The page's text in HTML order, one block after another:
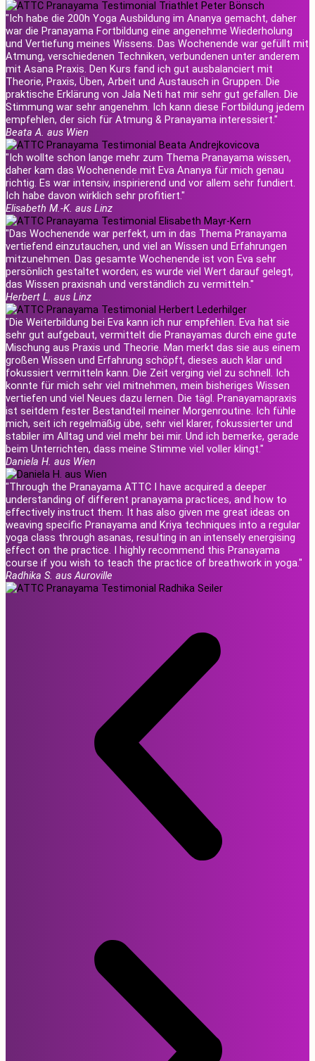
"Ich habe die 200h Yoga Ausbildung im Ananya gemacht, daher
war die Pranayama Fortbildung eine angenehme Wiederholung
und Vertiefung meines Wissens. Das Wochenende war gefüllt mit
Atmung, verschiedenen Techniken, verbundenen unter anderem
mit Asana Praxis. Den Kurs fand ich gut ausbalanciert mit
Theorie, Praxis, Üben, Arbeit und Austausch in Gruppen. Die
praktische Erklärung von Jala Neti hat mir sehr gut gefallen. Die
Stimmung war sehr angenehm. Ich kann diese Fortbildung jedem
empfehlen, der sich für Atmung & Pranayama interessiert."
Beata A. aus Wien
"Ich wollte schon lange mehr zum Thema Pranayama wissen,
daher kam das Wochenende mit Eva Ananya für mich genau
richtig. Es war intensiv, inspirierend und vor allem sehr fundiert.
Ich habe davon wirklich sehr profitiert."
Elisabeth M.-K. aus Linz
"Das Wochenende war perfekt, um in das Thema Pranayama
vertiefend einzutauchen, und viel an Wissen und Erfahrungen
mitzunehmen. Das gesamte Wochenende ist von Eva sehr
persönlich gestaltet worden; es wurde viel Wert darauf gelegt,
das Wissen praxisnah und verständlich zu vermitteln."
Herbert L. aus Linz
"Die Weiterbildung bei Eva kann ich nur empfehlen. Eva hat sie
sehr gut aufgebaut, vermittelt die Pranayamas durch eine gute
Mischung aus Praxis und Theorie. Man merkt das sie aus einem
großen Wissen und Erfahrung schöpft, dieses auch klar und
fokussiert vermitteln kann. Die Zeit verging viel zu schnell. Ich
konnte für mich sehr viel mitnehmen, mein bisheriges Wissen
vertiefen und viel Neues dazu lernen. Die tägl. Pranayamapraxis
ist seitdem fester Bestandteil meiner Morgenroutine. Ich fühle
mich, seit ich regelmäßig übe, sehr viel klarer, fokussierter und
stabiler im Alltag und viel mehr bei mir. Und ich bemerke, gerade
beim Unterrichten, dass meine Stimme viel voller klingt."
Daniela H. aus Wien
"Through the Pranayama ATTC I have acquired a deeper
understanding of different pranayama practices, and how to
effectively instruct them. It has also given me great ideas on
weaving specific Pranayama and Kriya techniques into a regular
yoga class through asanas, resulting in an intensely energising
effect on the practice. I highly recommend this Pranayama
course if you wish to teach the practice of breathwork in yoga."
Radhika S. aus Auroville